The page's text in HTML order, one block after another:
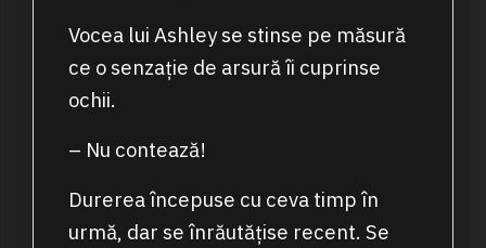
Vocea lui Ashley se stinse pe măsură
ce o senzație de arsură îi cuprinse
ochii.
– Nu contează!
Durerea începuse cu ceva timp în
urmă, dar se înrăutățise recent. Se